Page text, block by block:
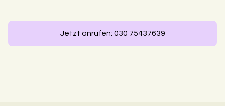
Jetzt anrufen: 030 75437639